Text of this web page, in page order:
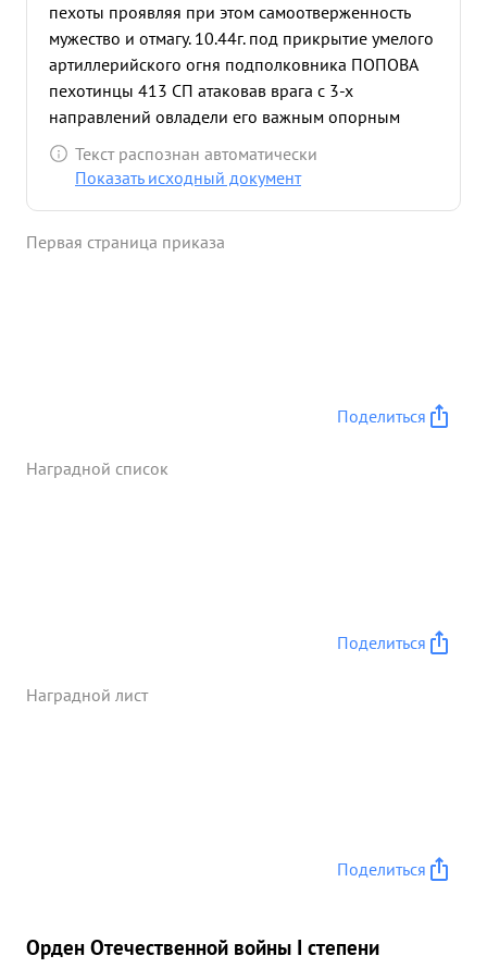
пехоты проявляя при этом самоотверженность
мужество и отмагу. 10.44г. под прикрытие умелого
артиллерийского огня подполковника ПОПОВА
пехотинцы 413 СП атаковав врага с 3-х
направлений овладели его важным опорным
пунктом - Напюрки. Несмотря на то, что
противник предпринял отчайные попытки
точки, тв. подполковник ПОПОВ выдвигая свои
подступах к опорному пункту Напюрки огнем
- 8, 81 4 мм. минбатарей 9 4. огневых пулеметных
Текст распознан автоматически
Показать исходный документ
Первая страница приказа
Поделиться
Наградной список
Поделиться
Наградной лист
Поделиться
Орден Отечественной войны I степени